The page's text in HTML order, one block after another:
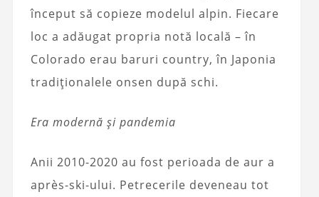
început să copieze modelul alpin. Fiecare
loc a adăugat propria notă locală – în
Colorado erau baruri country, în Japonia
tradiționalele onsen după schi.
Era modernă și pandemia
Anii 2010-2020 au fost perioada de aur a
après-ski-ului. Petrecerile deveneau tot